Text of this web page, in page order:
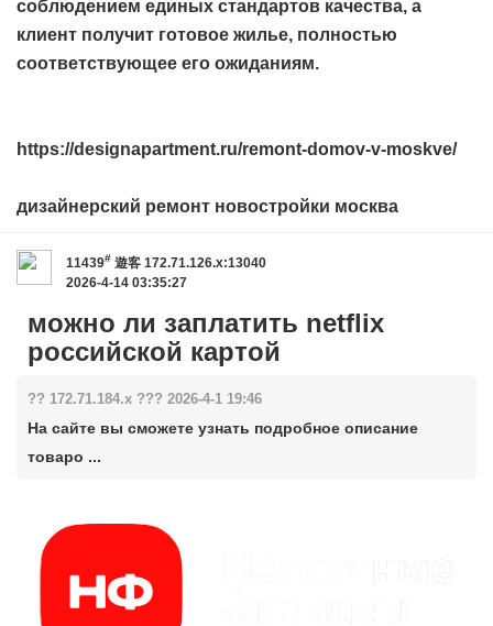
соблюдением единых стандартов качества, а
клиент получит готовое жилье, полностью
соответствующее его ожиданиям.
https://designapartment.ru/remont-domov-v-moskve/
дизайнерский ремонт новостройки москва
11439# 遊客 172.71.126.x:13040
2026-4-14 03:35:27
можно ли заплатить netflix
российской картой
?? 172.71.184.x ??? 2026-4-1 19:46
На сайте вы сможете узнать подробное описание
товаро ...